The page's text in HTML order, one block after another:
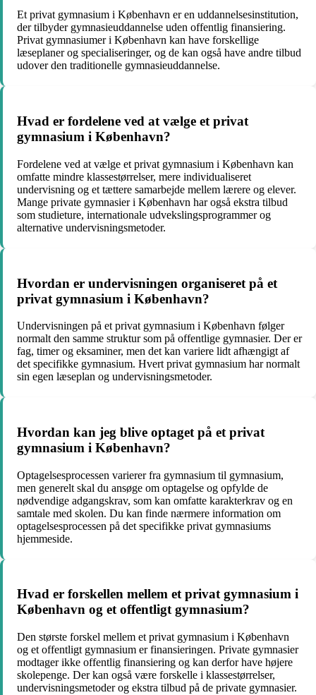
Et privat gymnasium i København er en uddannelsesinstitution,
der tilbyder gymnasieuddannelse uden offentlig finansiering.
Privat gymnasiumer i København kan have forskellige
læseplaner og specialiseringer, og de kan også have andre tilbud
udover den traditionelle gymnasieuddannelse.
Hvad er fordelene ved at vælge et privat
gymnasium i København?
Fordelene ved at vælge et privat gymnasium i København kan
omfatte mindre klassestørrelser, mere individualiseret
undervisning og et tættere samarbejde mellem lærere og elever.
Mange private gymnasier i København har også ekstra tilbud
som studieture, internationale udvekslingsprogrammer og
alternative undervisningsmetoder.
Hvordan er undervisningen organiseret på et
privat gymnasium i København?
Undervisningen på et privat gymnasium i København følger
normalt den samme struktur som på offentlige gymnasier. Der er
fag, timer og eksaminer, men det kan variere lidt afhængigt af
det specifikke gymnasium. Hvert privat gymnasium har normalt
sin egen læseplan og undervisningsmetoder.
Hvordan kan jeg blive optaget på et privat
gymnasium i København?
Optagelsesprocessen varierer fra gymnasium til gymnasium,
men generelt skal du ansøge om optagelse og opfylde de
nødvendige adgangskrav, som kan omfatte karakterkrav og en
samtale med skolen. Du kan finde nærmere information om
optagelsesprocessen på det specifikke privat gymnasiums
hjemmeside.
Hvad er forskellen mellem et privat gymnasium i
København og et offentligt gymnasium?
Den største forskel mellem et privat gymnasium i København
og et offentligt gymnasium er finansieringen. Private gymnasier
modtager ikke offentlig finansiering og kan derfor have højere
skolepenge. Der kan også være forskelle i klassestørrelser,
undervisningsmetoder og ekstra tilbud på de private gymnasier.